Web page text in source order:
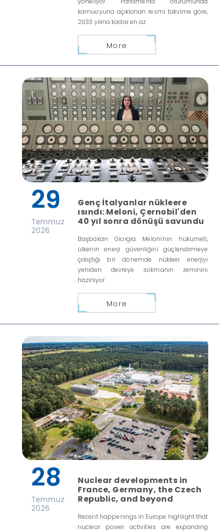
kamuoyuna açıklanan resmi takvime göre,
2033 yılına kadar en az
More
29
Temmuz
2026
Genç İtalyanlar nükleere
ısındı: Meloni, Çernobil'den
40 yıl sonra dönüşü savundu
Başbakan Giorgia Meloni’nin hükümeti,
ülkenin enerji güvenliğini güçlendirmeye
çalıştığı bir dönemde nükleer enerjiyi
yeniden devreye sokmanın zeminini
hazırlıyor.
More
28
Temmuz
2026
Nuclear developments in
France, Germany, the Czech
Republic, and beyond
Recent happenings in Europe highlight that
nuclear power activities are expanding